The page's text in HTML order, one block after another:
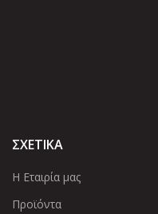
ΣΧΕΤΙΚΑ
Η Εταιρία μας
Προϊόντα